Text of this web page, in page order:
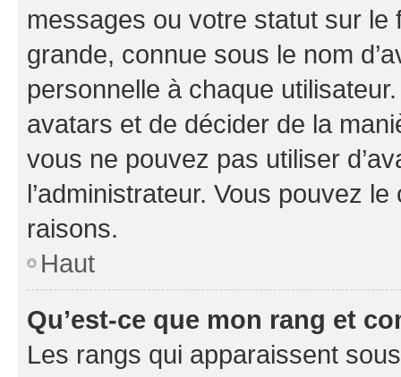
messages ou votre statut sur
grande, connue sous le nom
personnelle à chaque utilisateur.
avatars et de décider de la
vous ne pouvez pas utiliser
l’administrateur. Vous pouvez
raisons.
Haut
Qu’est-ce que mon rang et
Les rangs qui apparaissent